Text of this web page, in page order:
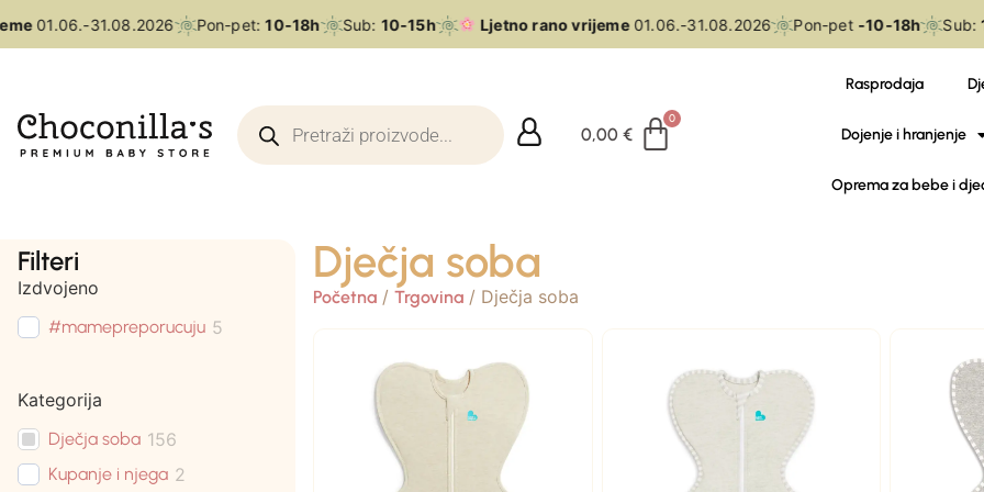
01.06.-31.08.2026 Pon-pet:10-18h Sub:10-15h Ljetno rano vrijeme01.06.-31.08.2026 Pon-pet-10-18h Sub:
0,00€
Rasprodaja
Dojenje i hranjenje
Oprema za bebe i
Filteri
Izdvojeno
#mamepreporucuju 5
Kategorija
Dječja soba 156
Kupanje i njega 2
Dječja soba
Početna/ Trgovina/ Dječja soba